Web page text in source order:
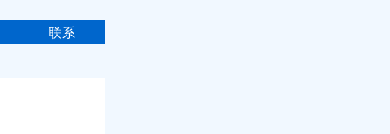
联系